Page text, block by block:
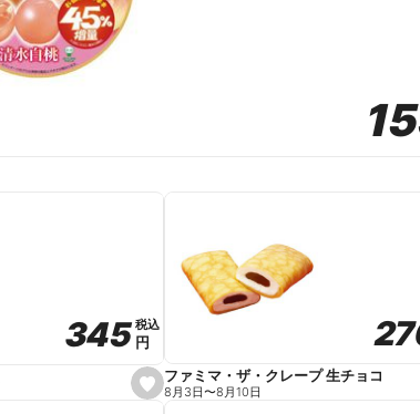
s
e
345
345税込
税込
円
円
ファミマ・ザ・クレープ 生チョコ
8月3日〜8月10日